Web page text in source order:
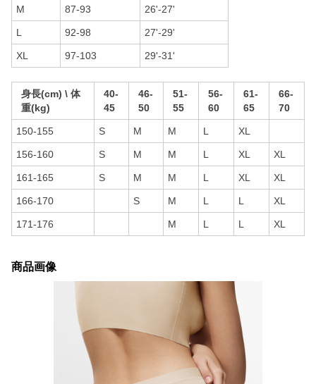
M 87-93 26'-27'
L 92-98 27'-29'
XL 97-103 29'-31'
身長(cm) \ 体
重(kg)
40-
45
46-
50
51-
55
56-
60
61-
65
66-
70
150-155 S M M L XL
156-160 S M M L XL XL
161-165 S M M L XL XL
166-170 S M L L XL
171-176 M L L XL
商品画像